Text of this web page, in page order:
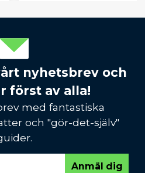
nyhetsbrev och
först av alla!
med fantastiska
och "gör-det-själv"
Anmäl dig